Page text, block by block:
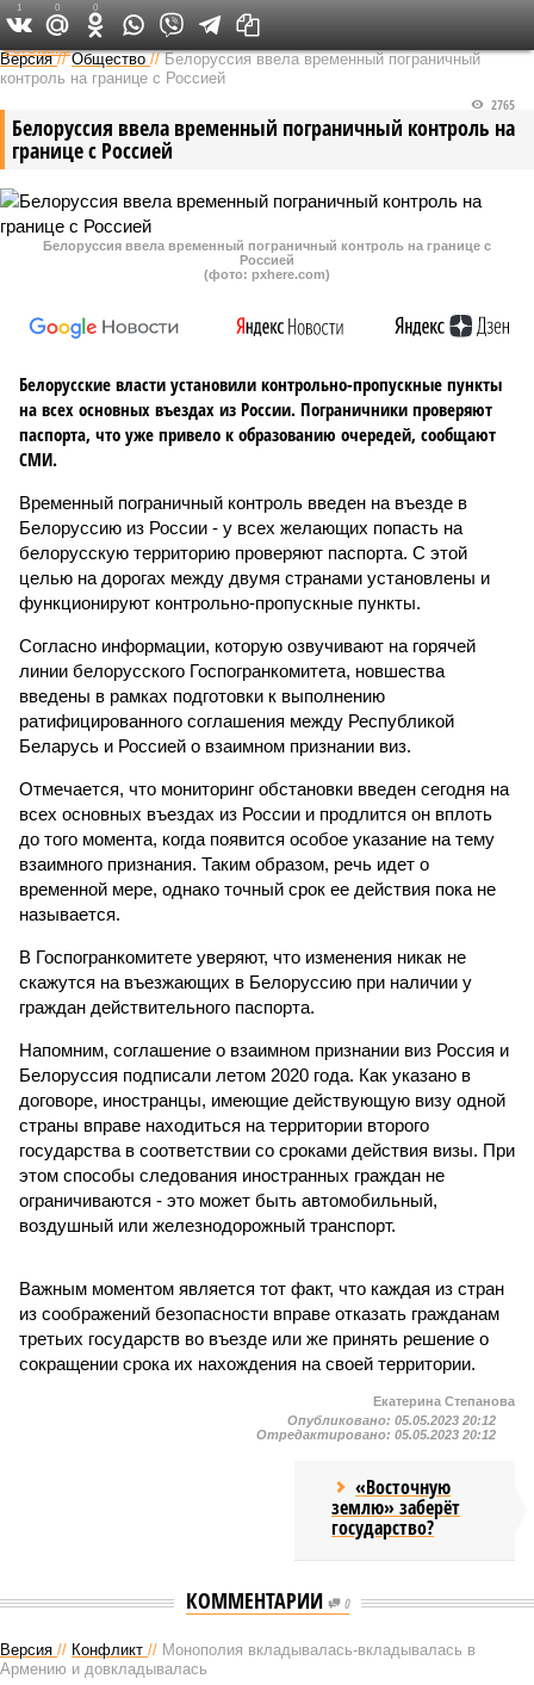
Федеральный выпуск
Версия //Общество //Белоруссия ввела временный пограничный
контроль на границе с Россией
Белоруссия ввела временный пограничный контроль на
границе с Россией
2765
Белоруссия ввела временный пограничный контроль на границе с
Россией
(фото: pxhere.com)
Белорусские власти установили контрольно-пропускные пункты
на всех основных въездах из России. Пограничники проверяют
паспорта, что уже привело к образованию очередей, сообщают
СМИ.
Временный пограничный контроль введен на въезде в
Белоруссию из России - у всех желающих попасть на
белорусскую территорию проверяют паспорта. С этой
целью на дорогах между двумя странами установлены и
функционируют контрольно-пропускные пункты.
Согласно информации, которую озвучивают на горячей
линии белорусского Госпогранкомитета, новшества
введены в рамках подготовки к выполнению
ратифицированного соглашения между Республикой
Беларусь и Россией о взаимном признании виз.
Отмечается, что мониторинг обстановки введен сегодня на
всех основных въездах из России и продлится он вплоть
до того момента, когда появится особое указание на тему
взаимного признания. Таким образом, речь идет о
временной мере, однако точный срок ее действия пока не
называется.
В Госпогранкомитете уверяют, что изменения никак не
скажутся на въезжающих в Белоруссию при наличии у
граждан действительного паспорта.
Напомним, соглашение о взаимном признании виз Россия и
Белоруссия подписали летом 2020 года. Как указано в
договоре, иностранцы, имеющие действующую визу одной
страны вправе находиться на территории второго
государства в соответствии со сроками действия визы. При
этом способы следования иностранных граждан не
ограничиваются - это может быть автомобильный,
воздушный или железнодорожный транспорт.
Важным моментом является тот факт, что каждая из стран
из соображений безопасности вправе отказать гражданам
третьих государств во въезде или же принять решение о
сокращении срока их нахождения на своей территории.
1 0 0
Екатерина Степанова
Опубликовано: 05.05.2023 20:12
Отредактировано: 05.05.2023 20:12
«Восточную
землю» заберёт
государство?
КОММЕНТАРИИ 0
Версия // Конфликт // Монополия вкладывалась-вкладывалась в
Армению и довкладывалась